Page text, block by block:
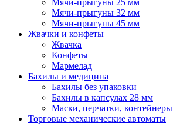
Мячи-прыгуны 25 мм
Мячи-прыгуны 32 мм
Мячи-прыгуны 45 мм
Жвачки и конфеты
Жвачка
Конфеты
Мармелад
Бахилы и медицина
Бахилы без упаковки
Бахилы в капсулах 28 мм
Маски, перчатки, контейнеры
Торговые механические автоматы